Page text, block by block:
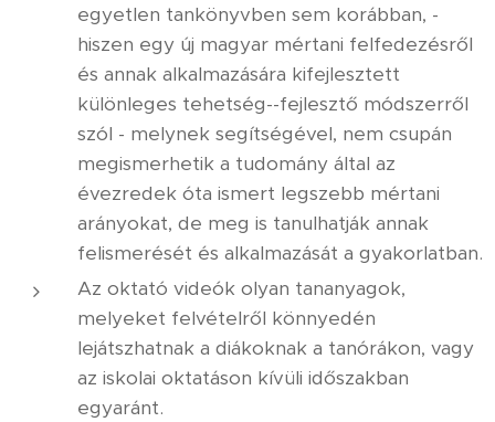
egyetlen tankönyvben sem korábban, -
hiszen egy új magyar mértani felfedezésről
és annak alkalmazására kifejlesztett
különleges tehetség--fejlesztő módszerről
szól - melynek segítségével, nem csupán
megismerhetik a tudomány által az
évezredek óta ismert legszebb mértani
arányokat, de meg is tanulhatják annak
felismerését és alkalmazását a gyakorlatban.
Az oktató videók olyan tananyagok,
melyeket felvételről könnyedén
lejátszhatnak a diákoknak a tanórákon, vagy
az iskolai oktatáson kívüli időszakban
egyaránt.